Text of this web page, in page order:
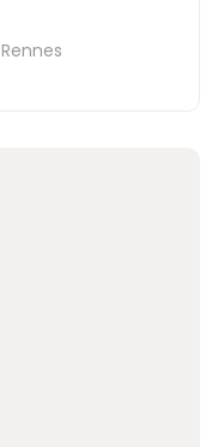
Rennes